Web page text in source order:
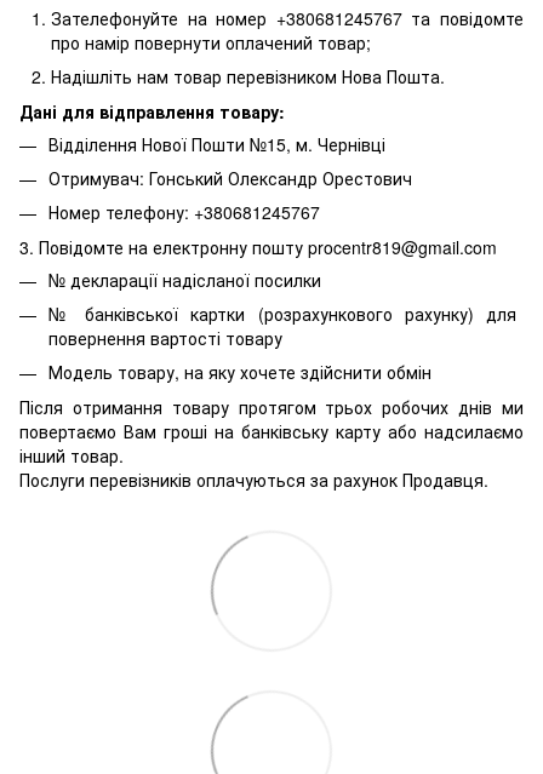
Зателефонуйте на номер +380681245767 та повідомте
про намір повернути оплачений товар;
Надішліть нам товар перевізником Нова Пошта.
Дані для відправлення товару:
Відділення Нової Пошти №15, м. Чернівці
Отримувач: Гонський Олександр Орестович
Номер телефону: +380681245767
3. Повідомте на електронну пошту procentr819@gmail.com
№ декларації надісланої посилки
№ банківської картки (розрахункового рахунку) для
повернення вартості товару
Модель товару, на яку хочете здійснити обмін
Після отримання товару протягом трьох робочих днів ми
повертаємо Вам гроші на банківську карту або надсилаємо
інший товар.
Послуги перевізників оплачуються за рахунок Продавця.